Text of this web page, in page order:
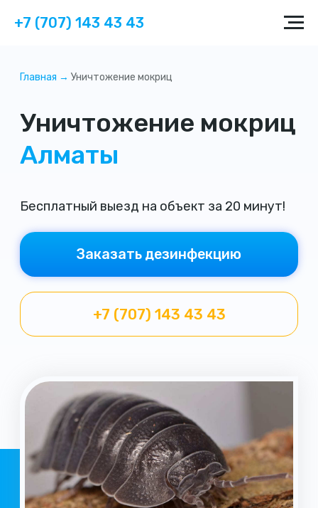
+7 (707) 143 43 43
Уничтожение мокриц
Алматы
Бесплатный выезд на объект за 20 минут!
Работаем 24/7
Уничтожение